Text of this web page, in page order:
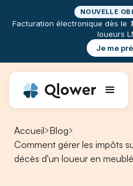
NOUVELLE
Facturation électronique dès le 1
loueurs
Je me
Accueil Blog
Comment gérer les impôts
décès d'un loueur en